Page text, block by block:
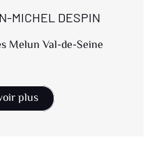
MICHEL DESPIN
Melun Val-de-Seine
plus